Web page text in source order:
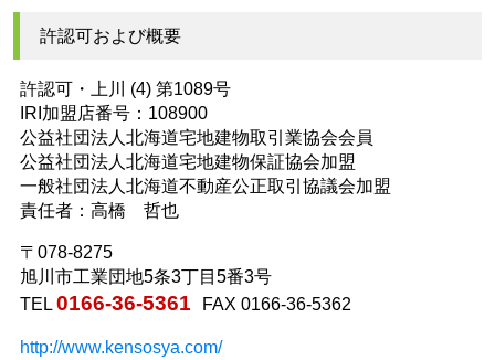
許認可および概要
許認可・上川 (4) 第1089号
IRI加盟店番号：108900
公益社団法人北海道宅地建物取引業協会会員
公益社団法人北海道宅地建物保証協会加盟
一般社団法人北海道不動産公正取引協議会加盟
責任者：高橋 哲也
〒078-8275
旭川市工業団地5条3丁目5番3号
TEL 0166-36-5361 FAX 0166-36-5362
http://www.kensosya.com/